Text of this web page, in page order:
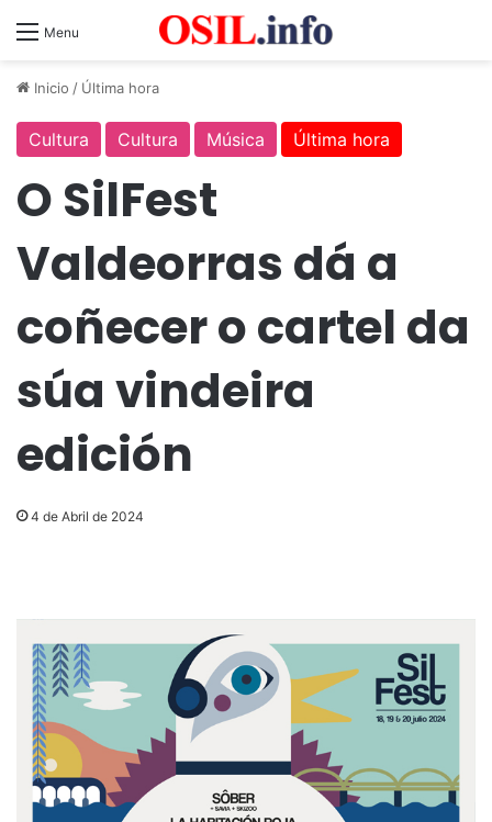
Menu
Inicio / Última hora
Cultura Cultura Música Última hora
O SilFest
Valdeorras dá a
coñecer o cartel da
súa vindeira
edición
4 de Abril de 2024